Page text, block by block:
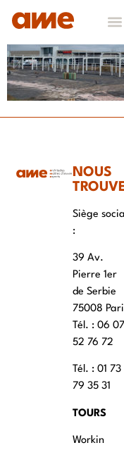
NOUS
Siège social
:
39 Av.
Pierre 1er
de Serbie
75008
Tél. : ‭06 07
52 76 72
Tél. : 01 73
79 35 31
TOURS
Workin